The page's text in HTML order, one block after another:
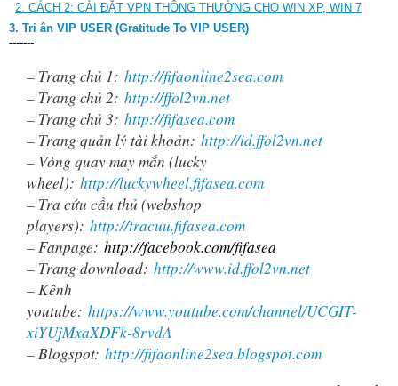
2. CÁCH 2: CÀI ĐẶT VPN THÔNG THƯỜNG CHO WIN XP, WIN 7
3. Tri ân VIP USER (Gratitude To VIP USER)
-------
– Trang chủ 1: http://fifaonline2sea.com
– Trang chủ 2: http://ffol2vn.net
– Trang chủ 3: http://fifasea.com
– Trang quản lý tài khoản: http://id.ffol2vn.net
– Vòng quay may mắn (lucky
wheel): http://luckywheel.fifasea.com
– Tra cứu cầu thủ (webshop
players): http://tracuu.fifasea.com
– Fanpage: http://facebook.com/fifasea
– Trang download: http://www.id.ffol2vn.net
– Kênh
youtube: https://www.youtube.com/channel/UCGIT-
xiYUjMxaXDFk-8rvdA
– Blogspot: http://fifaonline2sea.blogspot.com